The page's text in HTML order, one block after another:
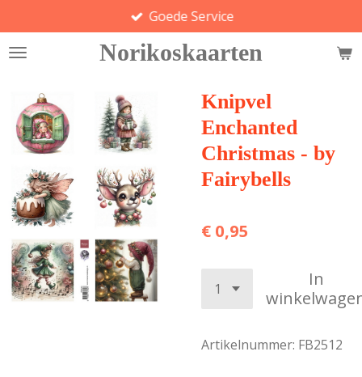
direct
naar
hoofdinhoud
Norikoskaarten
Goede Service
Knipvel
Enchanted
Christmas - by
Fairybells
€ 0,95
In
Artikelnummer: FB2512